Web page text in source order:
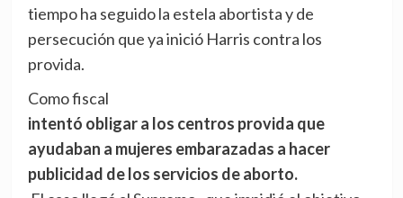
tiempo ha seguido la estela abortista y de
persecución que ya inició Harris contra los
provida.
Como fiscal
intentó obligar a los centros provida que
ayudaban a mujeres embarazadas a hacer
publicidad de los servicios de aborto.